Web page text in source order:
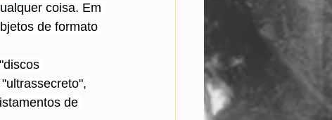
coisa. Em
de formato
de